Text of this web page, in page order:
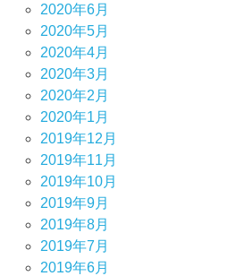
2020年6月
2020年5月
2020年4月
2020年3月
2020年2月
2020年1月
2019年12月
2019年11月
2019年10月
2019年9月
2019年8月
2019年7月
2019年6月